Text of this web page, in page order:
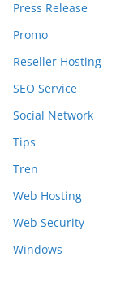
Press Release
Promo
Reseller Hosting
SEO Service
Social Network
Tips
Tren
Web Hosting
Web Security
Windows